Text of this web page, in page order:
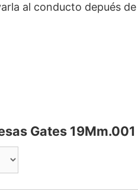
al conducto depués
Gates 19Mm.001